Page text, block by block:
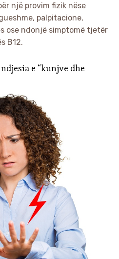
një provim fizik nëse
palpitacione,
ose ndonjë simptomë tjetër
B12.
e “kunjve dhe